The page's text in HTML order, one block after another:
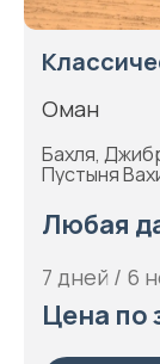
Оман
Бахля,
Пустыня
Любая
7 дней / 6
Цена по